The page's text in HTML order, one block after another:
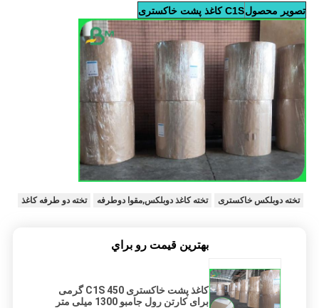
تصویر محصولC1S کاغذ پشت خاکستری
تخته دوبلکس خاکستری تخته کاغذ دوبلکس,مقوا دوطرفه تخته دو طرفه کاغذ
بهترين قيمت رو براي
کاغذ پشت خاکستری C1S 450 گرمی
برای کارتن رول جامبو 1300 میلی متر